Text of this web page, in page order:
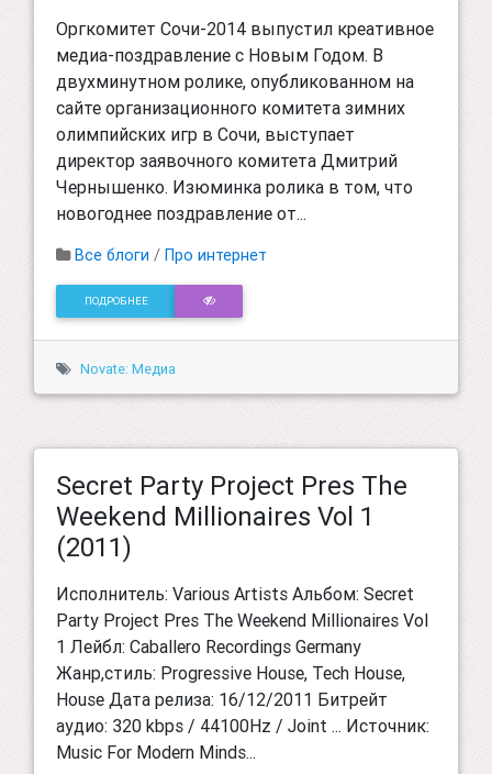
Оргкомитет Сочи-2014 выпустил креативное
медиа-поздравление с Новым Годом. В
двухминутном ролике, опубликованном на
сайте организационного комитета зимних
олимпийских игр в Сочи, выступает
директор заявочного комитета Дмитрий
Чернышенко. Изюминка ролика в том, что
новогоднее поздравление от...
Все блоги / Про интернет
ПОДРОБНЕЕ
Novate: Медиа
Secret Party Project Pres The
Weekend Millionaires Vol 1
(2011)
Исполнитель: Various Artists Альбом: Secret
Party Project Pres The Weekend Millionaires Vol
1 Лейбл: Caballero Recordings Germany
Жанр,стиль: Progressive House, Tech House,
House Дата релиза: 16/12/2011 Битрейт
аудио: 320 kbps / 44100Hz / Joint ... Источник:
Music For Modern Minds...